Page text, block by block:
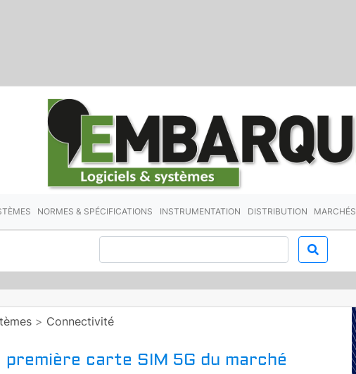
NORMES & SPÉCIFICATIONS INSTRUMENTATION DISTRIBUTION MARCHÉS
> Connectivité
première carte SIM 5G du marché